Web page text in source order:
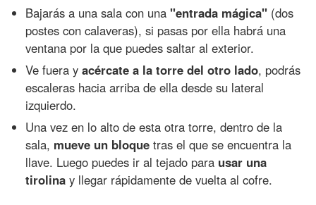
Bajarás a una sala con una"entrada mágica" (dos
postes con calaveras), si pasas por ella habrá una
ventana por la que puedes saltar al exterior.
Ve fuera yacércate a la torre del otro lado, podrás
escaleras hacia arriba de ella desde su lateral
izquierdo.
Una vez en lo alto de esta otra torre, dentro de la
sala, mueve un bloque tras el que se encuentra la
llave. Luego puedes ir al tejado para usar una
tirolina y llegar rápidamente de vuelta al cofre.